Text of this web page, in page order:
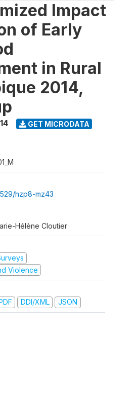
Impact
of Early
in Rural
2014,
GET MICRODATA
hzp8-mz43
Hélène Cloutier
Violence
DDI/XML JSON